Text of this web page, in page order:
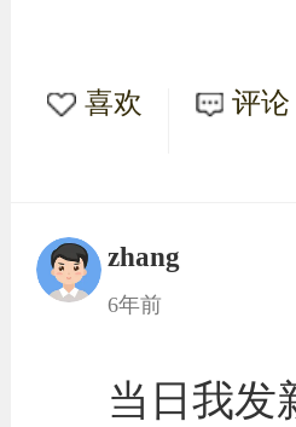
喜欢 评论
zhang
6年前
当日我发